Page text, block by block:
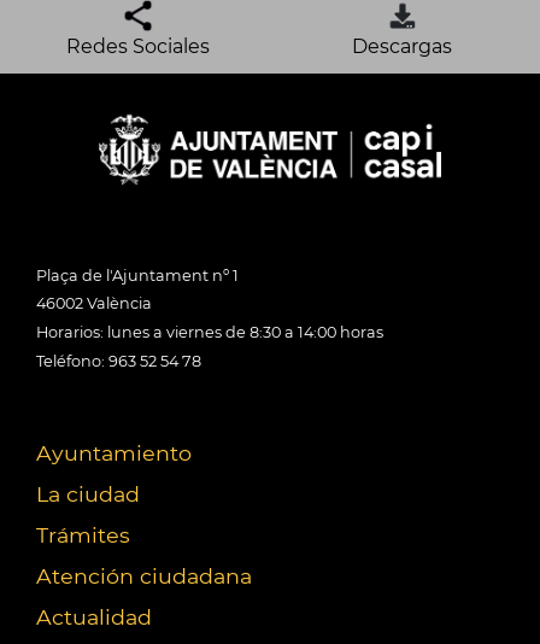
Redes Sociales Descargas
Plaça de l'Ajuntament nº 1
46002 València
Horarios: lunes a viernes de 8:30 a 14:00 horas
Teléfono: 963 52 54 78
Ayuntamiento
La ciudad
Trámites
Atención ciudadana
Actualidad